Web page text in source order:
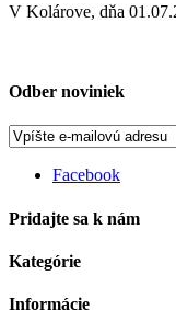
V Kolárove, dňa
Odber noviniek
Facebook
Pridajte sa k nám
Kategórie
Informácie